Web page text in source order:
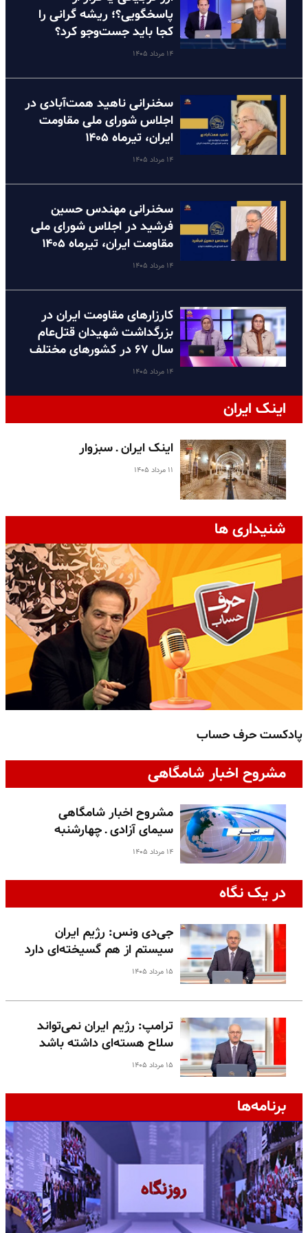
پاسخگویی؟؛ ریشه گرانی را
کجا باید جست‌وجو کرد؟
۱۴ مرداد ۱۴۰۵
سخنرانی ناهید همت‌آبادی در
اجلاس شورای ملی مقاومت
ایران، تیرماه ۱۴۰۵
۱۴ مرداد ۱۴۰۵
سخنرانی مهندس حسین
فرشید در اجلاس شورای ملی
مقاومت ایران، تیرماه ۱۴۰۵
۱۴ مرداد ۱۴۰۵
کارزارهای مقاومت ایران در
بزرگداشت شهیدان قتل‌عام
سال ۶۷ در کشورهای مختلف
۱۴ مرداد ۱۴۰۵
اینک ایران
اینک ایران ـ سبزوار
۱۱ مرداد ۱۴۰۵
شنیداری ها
پادکست حرف حساب
مشروح اخبار شامگاهی
مشروح اخبار شامگاهی
سیمای آزادی ـ چهارشنبه
۱۴ مرداد ۱۴۰۵
در یک نگاه
جی‌دی ونس: رژیم ایران
سیستم از هم گسیخته‌ای دارد
۱۵ مرداد ۱۴۰۵
ترامپ: رژیم ایران نمی‌تواند
سلاح هسته‌ای داشته باشد
۱۵ مرداد ۱۴۰۵
برنامه‌ها